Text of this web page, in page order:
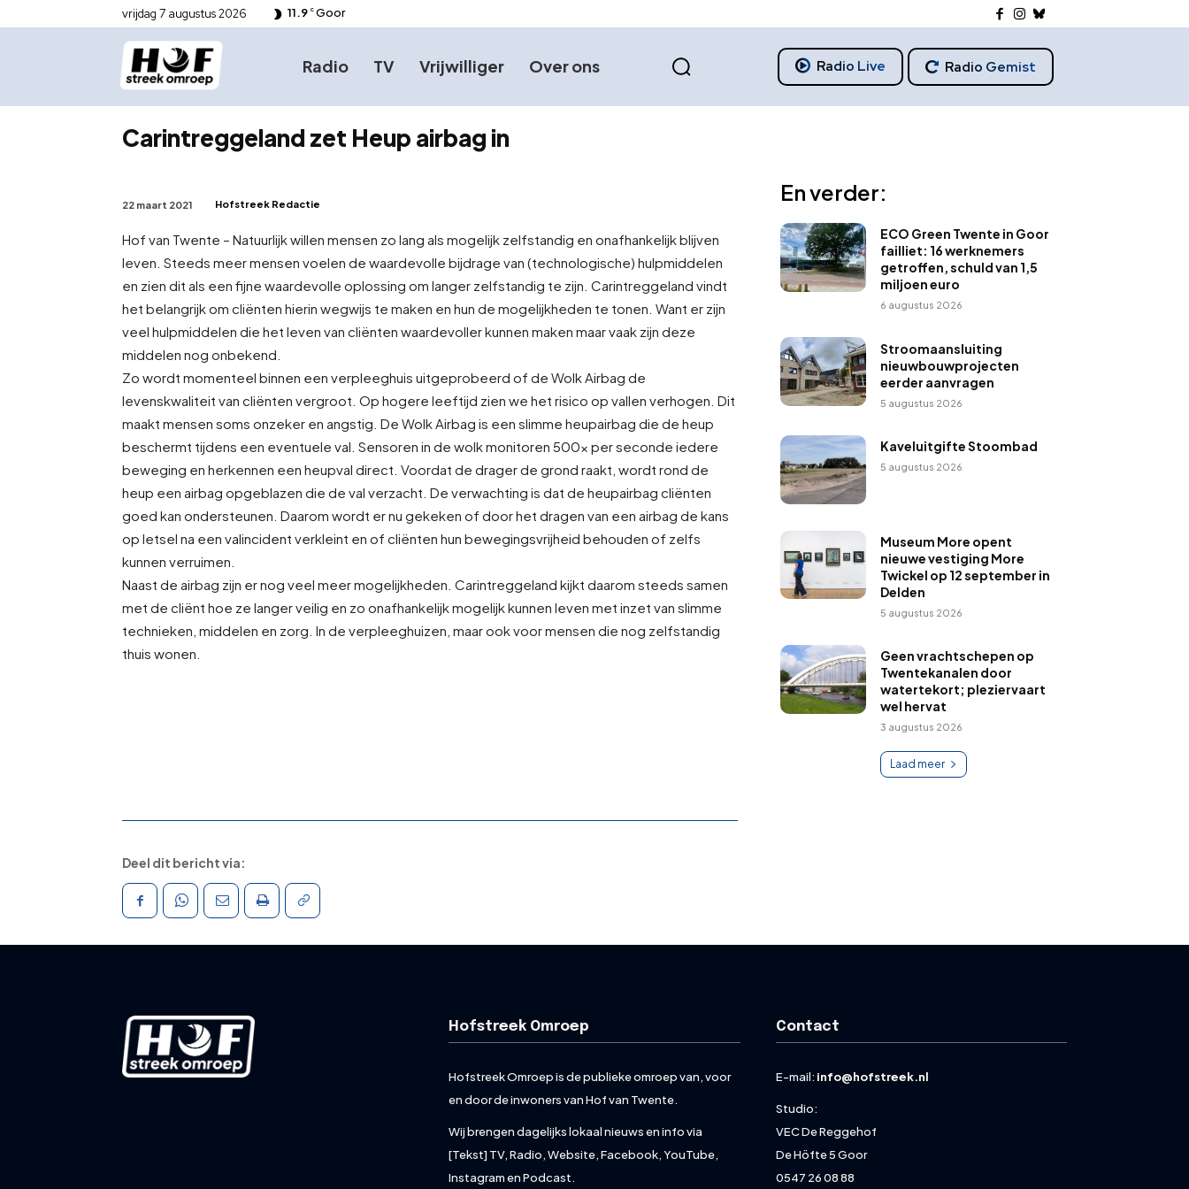
vrijdag 7 augustus 2026 11.9 C Goor
Radio TV Vrijwilliger Over ons Radio Live Radio Gemist
Carintreggeland zet Heup airbag in
22 maart 2021 Hofstreek Redactie
Hof van Twente – Natuurlijk willen mensen zo lang als mogelijk zelfstandig en onafhankelijk blijven
leven. Steeds meer mensen voelen de waardevolle bijdrage van (technologische) hulpmiddelen
en zien dit als een fijne waardevolle oplossing om langer zelfstandig te zijn. Carintreggeland vindt
het belangrijk om cliënten hierin wegwijs te maken en hun de mogelijkheden te tonen. Want er zijn
veel hulpmiddelen die het leven van cliënten waardevoller kunnen maken maar vaak zijn deze
middelen nog onbekend.
Zo wordt momenteel binnen een verpleeghuis uitgeprobeerd of de Wolk Airbag de
levenskwaliteit van cliënten vergroot. Op hogere leeftijd zien we het risico op vallen verhogen. Dit
maakt mensen soms onzeker en angstig. De Wolk Airbag is een slimme heupairbag die de heup
beschermt tijdens een eventuele val. Sensoren in de wolk monitoren 500x per seconde iedere
beweging en herkennen een heupval direct. Voordat de drager de grond raakt, wordt rond de
heup een airbag opgeblazen die de val verzacht. De verwachting is dat de heupairbag cliënten
goed kan ondersteunen. Daarom wordt er nu gekeken of door het dragen van een airbag de kans
op letsel na een valincident verkleint en of cliënten hun bewegingsvrijheid behouden of zelfs
kunnen verruimen.
Naast de airbag zijn er nog veel meer mogelijkheden. Carintreggeland kijkt daarom steeds samen
met de cliënt hoe ze langer veilig en zo onafhankelijk mogelijk kunnen leven met inzet van slimme
technieken, middelen en zorg. In de verpleeghuizen, maar ook voor mensen die nog zelfstandig
thuis wonen.
En verder:
ECO Green Twente in Goor
failliet: 16 werknemers
getroffen, schuld van 1,5
miljoen euro
6 augustus 2026
Stroomaansluiting
nieuwbouwprojecten
eerder aanvragen
5 augustus 2026
Kaveluitgifte Stoombad
5 augustus 2026
Museum More opent
nieuwe vestiging More
Twickel op 12 september in
Delden
5 augustus 2026
Geen vrachtschepen op
Twentekanalen door
watertekort; pleziervaart
wel hervat
3 augustus 2026
Laad meer
Deel dit bericht via:
Hofstreek Omroep
Hofstreek Omroep is de publieke omroep van, voor
en door de inwoners van Hof van Twente.
Wij brengen dagelijks lokaal nieuws en info via
[Tekst] TV, Radio, Website, Facebook, YouTube,
Instagram en Podcast.
Contact
E-mail: info@hofstreek.nl
Studio:
VEC De Reggehof
De Höfte 5 Goor
0547 26 08 88